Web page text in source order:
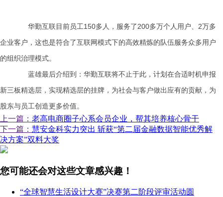
华勤互联目前员工150多人，服务了200多万个人用户、2万多
企业客户，这也是符合了互联网模式下的高效精炼的队伍服务众多用户
的组织治理模式。
蓝雄最后介绍到：华勤互联将不止于此，计划在合适时机申报
新三板精选层，实现精选层的挂牌，为社会与客户做出应有的贡献，为
股东与员工创造更多价值。
上一篇： 老高电商圈子心系会员企业，帮其培养核心骨干
下一篇： 慧安金科实力突出 斩获“第二届金融数据智能优秀解
决方案”双料大奖
您可能还会对这些文章感兴趣！
“全球智慧生活设计大赛”决赛第二阶段评审活动圆